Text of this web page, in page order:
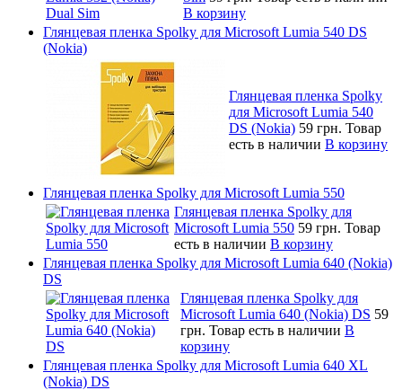
В корзину
Глянцевая пленка Spolky для Microsoft Lumia 540 DS
(Nokia)
Глянцевая пленка Spolky
для Microsoft Lumia 540
DS (Nokia) 59 грн. Товар
есть в наличии В корзину
Глянцевая пленка Spolky для Microsoft Lumia 550
Глянцевая пленка Spolky для
Microsoft Lumia 550 59 грн. Товар
есть в наличии В корзину
Глянцевая пленка Spolky для Microsoft Lumia 640 (Nokia)
DS
Глянцевая пленка Spolky для
Microsoft Lumia 640 (Nokia) DS 59
грн. Товар есть в наличии В
корзину
Глянцевая пленка Spolky для Microsoft Lumia 640 XL
(Nokia) DS